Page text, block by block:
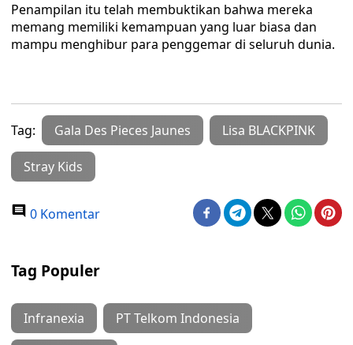
Penampilan itu telah membuktikan bahwa mereka
memang memiliki kemampuan yang luar biasa dan
mampu menghibur para penggemar di seluruh dunia.
Tag: Gala Des Pieces Jaunes Lisa BLACKPINK
Stray Kids
0 Komentar
Tag Populer
Infranexia PT Telkom Indonesia